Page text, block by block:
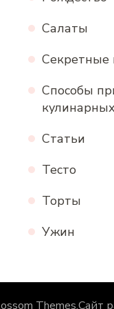
Салаты
Секретные
Способы
Статьи
Тесто
Торты
Ужин
Themes.Сайт